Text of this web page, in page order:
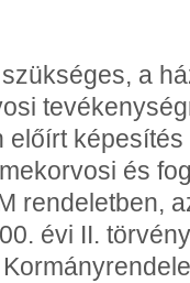
a
előírt képesítés
és
rendeletben,
évi II.